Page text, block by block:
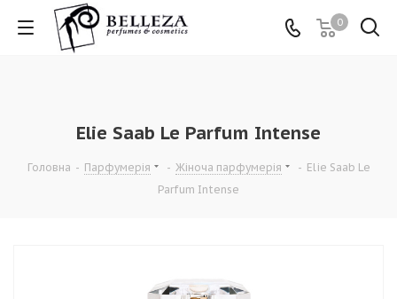
0
Elie Saab Le Parfum Intense
Головна - Парфумерія - Жіноча парфумерія - Elie Saab Le
Parfum Intense